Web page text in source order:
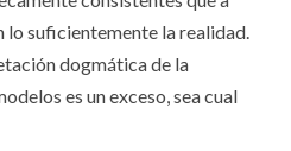
lo suficientemente la realidad.
dogmática de la
es un exceso, sea cual